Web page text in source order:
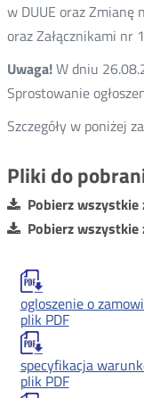
w DUUE oraz Zmianę
oraz Załącznikami nr
Uwaga!W dniu
Sprostowanie
Szczegóły w poniżej
Pliki do
Pobierz wszystkie
Pobierz wszystkie
ogloszenie o
plik PDF
specyfikacja
plik PDF